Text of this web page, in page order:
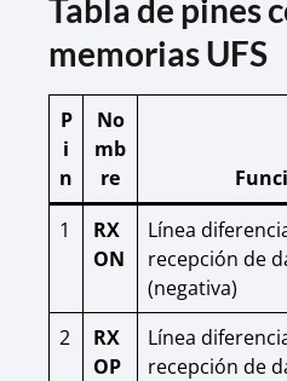
Tabla de pines
memorias UFS
P
i
n
No
mb
re
1
RX
ON
Línea
recepción de
(negativa)
2
RX
OP
Línea
recepción de